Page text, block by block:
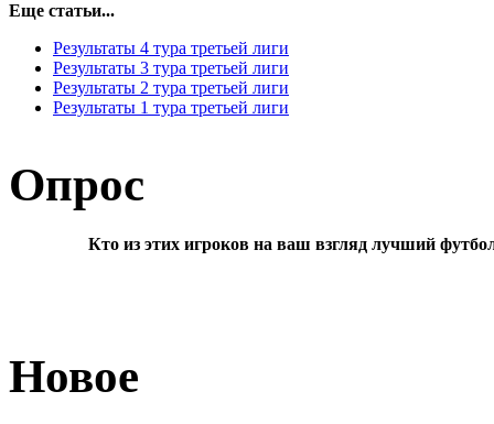
Еще статьи...
Результаты 4 тура третьей лиги
Результаты 3 тура третьей лиги
Результаты 2 тура третьей лиги
Результаты 1 тура третьей лиги
Опрос
Кто из этих игроков на ваш взгляд лучший
Новое